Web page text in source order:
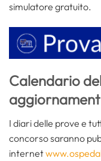
simulatore gratuito.
Calendario
I diari delle prove e
concorso saranno
internet